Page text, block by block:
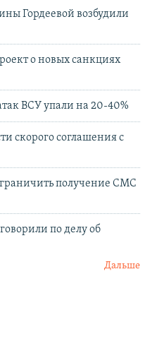
Гордеевой возбудили
о новых санкциях
ВСУ упали на 20-40%
скорого соглашения с
получение СМС
по делу об
Дальше